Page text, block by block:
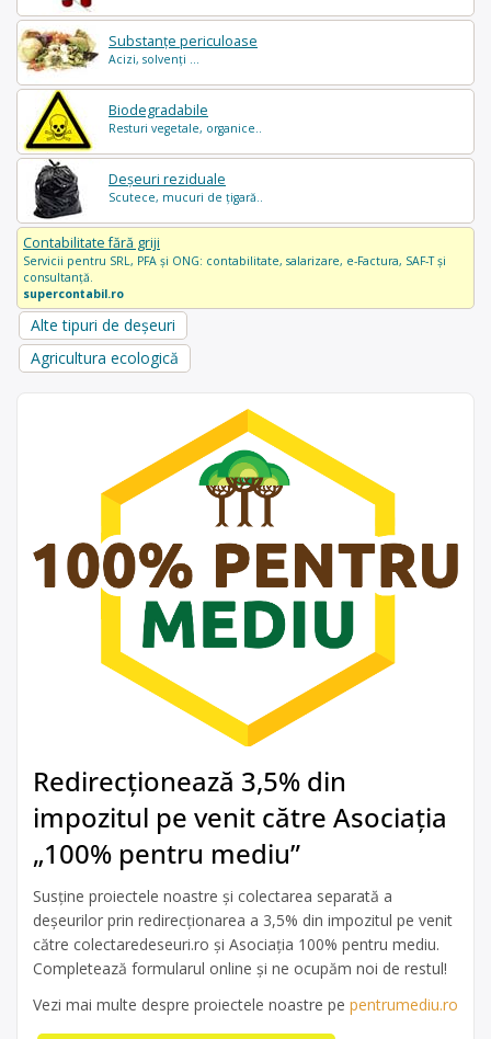
Substanțe periculoase
Acizi, solvenți ...
Biodegradabile
Resturi vegetale, organice..
Deșeuri reziduale
Scutece, mucuri de țigară..
Contabilitate fără griji
Servicii pentru SRL, PFA și ONG: contabilitate, salarizare, e-Factura, SAF-T și
consultanță.
supercontabil.ro
Alte tipuri de deșeuri
Agricultura ecologică
Redirecționează 3,5% din
impozitul pe venit către Asociația
„100% pentru mediu”
Susține proiectele noastre și colectarea separată a
deșeurilor prin redirecționarea a 3,5% din impozitul pe venit
către colectaredeseuri.ro și Asociația 100% pentru mediu.
Completează formularul online și ne ocupăm noi de restul!
Vezi mai multe despre proiectele noastre pe pentrumediu.ro